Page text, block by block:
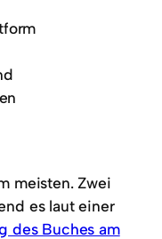
meisten. Zwei
es laut einer
des Buches am